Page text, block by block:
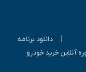
دانلود برنامه
آنلاین خرید خودرو